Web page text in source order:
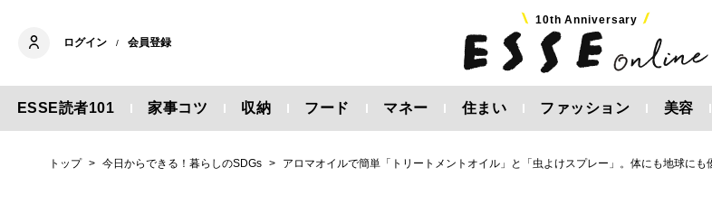
ログイン / 会員登録
10th Anniversary
ESSE読者101 家事コツ 収納 フード マネー 住まい ファッション 美容
トップ 今日からできる！暮らしのSDGs アロマオイルで簡単「トリートメントオイル」と「虫よけスプレー」。体にも地球にも